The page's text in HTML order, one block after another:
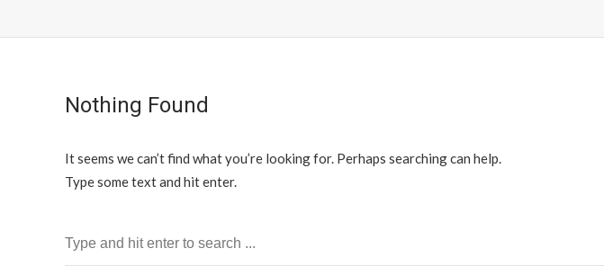
Nothing Found
It seems we can’t find what you’re looking for. Perhaps searching can help.
Type some text and hit enter.